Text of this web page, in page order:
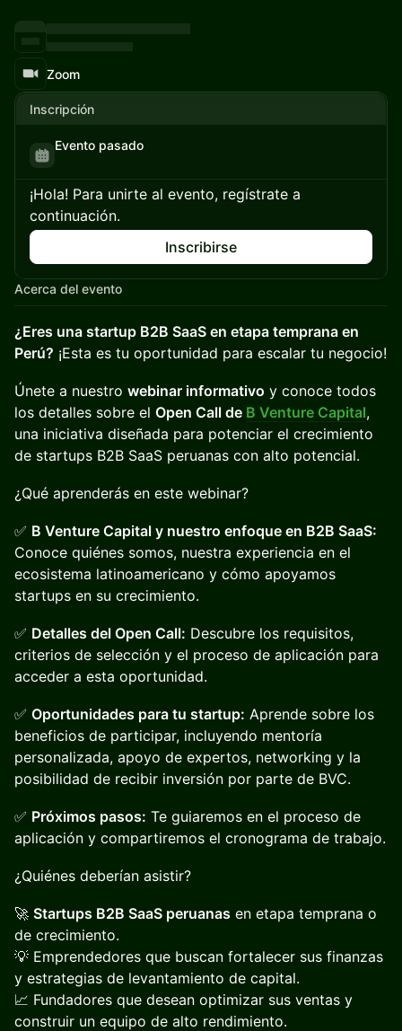
Zoom
Inscripción
Evento pasado
¡Hola! Para unirte al evento, regístrate a
continuación.
Inscribirse
Acerca del evento
¿Eres una startup B2B SaaS en etapa temprana en
Perú? ¡Esta es tu oportunidad para escalar tu negocio!
Únete a nuestro webinar informativo y conoce todos
los detalles sobre el Open Call de B Venture Capital,
una iniciativa diseñada para potenciar el crecimiento
de startups B2B SaaS peruanas con alto potencial.
¿Qué aprenderás en este webinar?
✅ B Venture Capital y nuestro enfoque en B2B SaaS:
Conoce quiénes somos, nuestra experiencia en el
ecosistema latinoamericano y cómo apoyamos
startups en su crecimiento.
✅ Detalles del Open Call: Descubre los requisitos,
criterios de selección y el proceso de aplicación para
acceder a esta oportunidad.
✅ Oportunidades para tu startup: Aprende sobre los
beneficios de participar, incluyendo mentoría
personalizada, apoyo de expertos, networking y la
posibilidad de recibir inversión por parte de BVC.
✅ Próximos pasos: Te guiaremos en el proceso de
aplicación y compartiremos el cronograma de trabajo.
¿Quiénes deberían asistir?
🚀 Startups B2B SaaS peruanas en etapa temprana o
de crecimiento.
💡 Emprendedores que buscan fortalecer sus finanzas
y estrategias de levantamiento de capital.
📈 Fundadores que desean optimizar sus ventas y
construir un equipo de alto rendimiento.